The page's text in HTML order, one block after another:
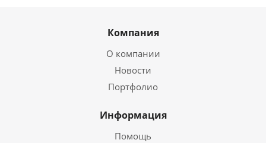
Компания
О компании
Новости
Портфолио
Информация
Помощь